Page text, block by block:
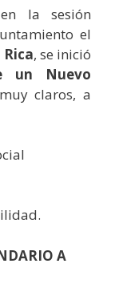
la sesión
el
Rica, se inició
un Nuevo
claros, a
A